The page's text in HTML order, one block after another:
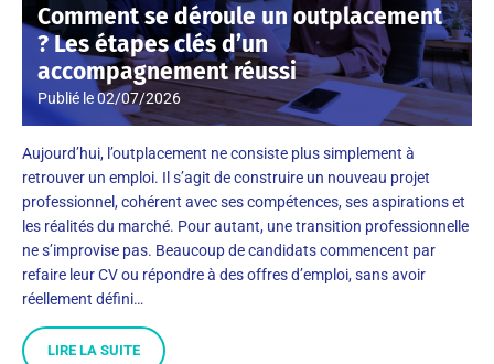
Comment se déroule un outplacement
? Les étapes clés d’un
accompagnement réussi
Publié le02/07/2026
Aujourd’hui, l’outplacement ne consiste plus simplement à
retrouver un emploi. Il s’agit de construire un nouveau projet
professionnel, cohérent avec ses compétences, ses aspirations et
les réalités du marché. Pour autant, une transition professionnelle
ne s’improvise pas. Beaucoup de candidats commencent par
refaire leur CV ou répondre à des offres d’emploi, sans avoir
réellement défini…
LIRE LA SUITE